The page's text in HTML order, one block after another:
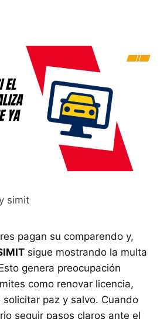
simit
pagan su comparendo y,
sigue mostrando la multa
genera preocupación
como renovar licencia,
paz y salvo. Cuando
seguir pasos claros ante el